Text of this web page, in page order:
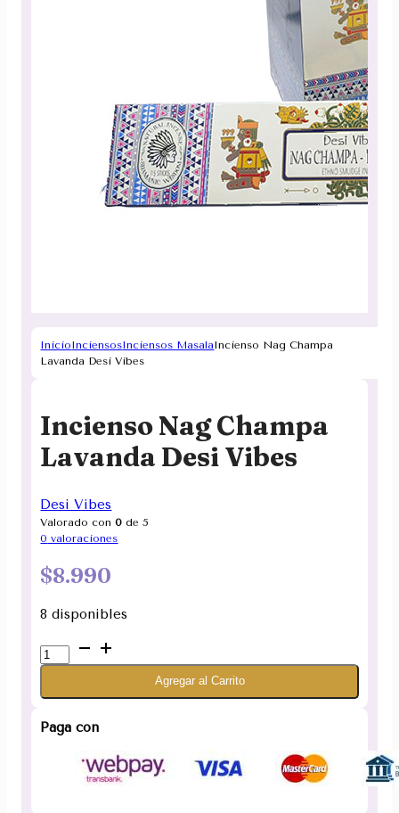
InicioInciensosInciensos MasalaIncienso Nag Champa
Lavanda Desi Vibes
Incienso Nag Champa
Lavanda Desi Vibes
Desi Vibes
Valorado con0 de 5
0 valoraciones
$8.990
8 disponibles
Incienso
Nag
Desi
cantidad
Agregar al Carrito
Paga con